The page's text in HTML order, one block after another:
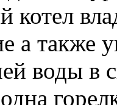
котел
а также
воды в